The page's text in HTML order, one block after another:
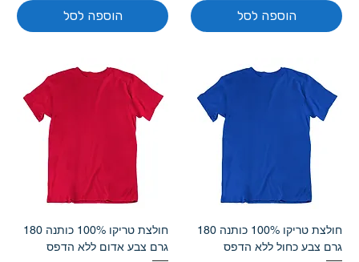
הוספה לסל הוספה לסל
חולצת טריקו 100% כותנה 180
גרם צבע כחול ללא הדפס
חולצת טריקו 100% כותנה 180
גרם צבע אדום ללא הדפס